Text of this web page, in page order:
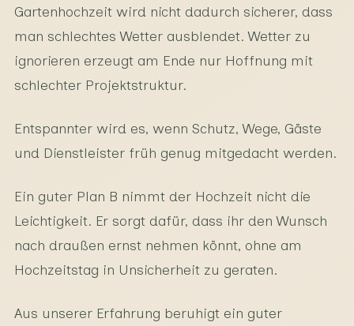
Gartenhochzeit wird nicht dadurch sicherer, dass
man schlechtes Wetter ausblendet. Wetter zu
ignorieren erzeugt am Ende nur Hoffnung mit
schlechter Projektstruktur.
Entspannter wird es, wenn Schutz, Wege, Gäste
und Dienstleister früh genug mitgedacht werden.
Ein guter Plan B nimmt der Hochzeit nicht die
Leichtigkeit. Er sorgt dafür, dass ihr den Wunsch
nach draußen ernst nehmen könnt, ohne am
Hochzeitstag in Unsicherheit zu geraten.
Aus unserer Erfahrung beruhigt ein guter